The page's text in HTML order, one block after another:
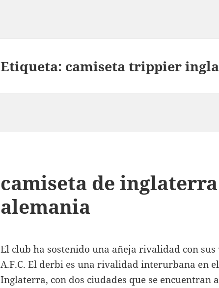
Etiqueta: camiseta trippier
camiseta de inglaterra
alemania
El club ha sostenido una añeja rivalidad con
A.F.C. El derbi es una rivalidad interurbana en
Inglaterra, con dos ciudades que se encuentran